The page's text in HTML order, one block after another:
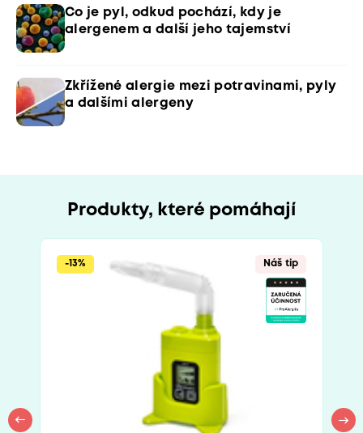
Co je pyl, odkud pochází, kdy je
alergenem a další jeho tajemství
Zkřížené alergie mezi potravinami, pyly
a dalšími alergeny
Produkty, které pomáhají
-13% Náš tip